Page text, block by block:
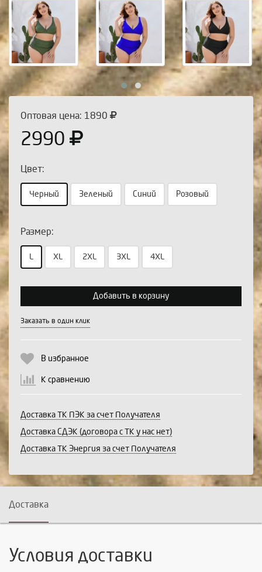
Оптовая цена: 1890
2990
Цвет:
Черный Зеленый Синий Розовый
Размер:
L XL 2XL 3XL 4XL
Выберите количество:
Добавить в корзину
Заказать в один клик
В избранное
К сравнению
Доставка ТК ПЭК за счет Получателя
Доставка СДЭК (договора с ТК у нас нет)
Доставка ТК Энергия за счет Получателя
Доставка
Условия доставки